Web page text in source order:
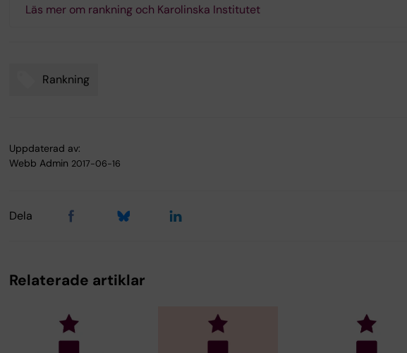
Läs mer om rankning och Karolinska Institutet
Rankning
Uppdaterad av:
Webb Admin 2017-06-16
Dela
Relaterade artiklar